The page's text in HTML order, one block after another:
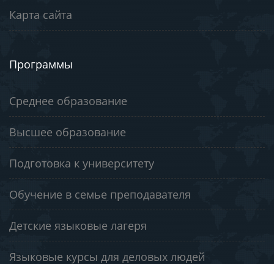
Карта сайта
Программы
Среднее образование
Высшее образование
Подготовка к университету
Обучение в семье преподавателя
Детские языковые лагеря
Языковые курсы для деловых людей